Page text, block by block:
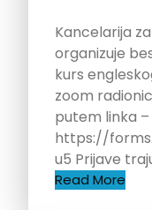
Kancelarija
organizuje
kurs
zoom
putem linka –
https://
u5 Prijave
Read More